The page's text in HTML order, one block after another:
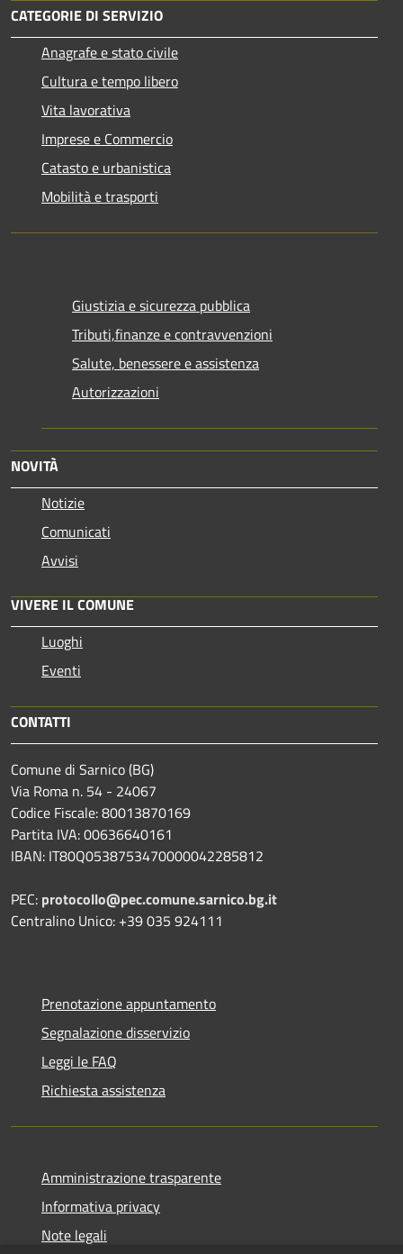
CATEGORIE DI SERVIZIO
Anagrafe e stato civile
Cultura e tempo libero
Vita lavorativa
Imprese e Commercio
Catasto e urbanistica
Mobilità e trasporti
Giustizia e sicurezza pubblica
Tributi,finanze e contravvenzioni
Salute, benessere e assistenza
Autorizzazioni
NOVITÀ
Notizie
Comunicati
Avvisi
VIVERE IL COMUNE
Luoghi
Eventi
CONTATTI
Comune di Sarnico (BG)
Via Roma n. 54 - 24067
Codice Fiscale: 80013870169
Partita IVA: 00636640161
IBAN: IT80Q0538753470000042285812
PEC: protocollo@pec.comune.sarnico.bg.it
Centralino Unico: +39 035 924111
Prenotazione appuntamento
Segnalazione disservizio
Leggi le FAQ
Richiesta assistenza
Amministrazione trasparente
Informativa privacy
Note legali